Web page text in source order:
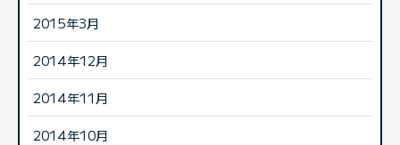
2015年3月
2014年12月
2014年11月
2014年10月